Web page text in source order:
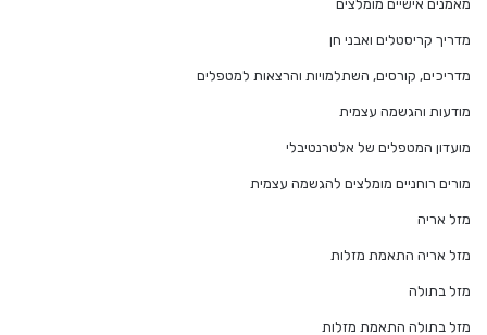
מאמנים אישיים מומלצים
מדריך קריסטלים ואבני חן
מדריכים, קורסים, השתלמויות והרצאות למטפלים
מודעות והגשמה עצמית
מועדון המטפלים של אלטרנטיבלי
מורים רוחניים מומלצים להגשמה עצמית
מזל אריה
מזל אריה התאמת מזלות
מזל בתולה
מזל בתולה התאמת מזלות